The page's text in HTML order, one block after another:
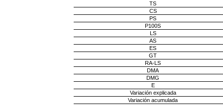
TS
CS
PS
P100S
LS
AS
ES
GT
RA-LS
DMA
DMG
E
Variación explicada
Variación acumulada